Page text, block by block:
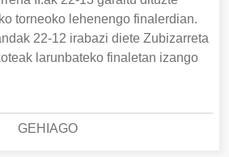
torneoko lehenengo finalerdian.
22-12 irabazi diete Zubizarreta
larunbateko finaletan izango
GEHIAGO